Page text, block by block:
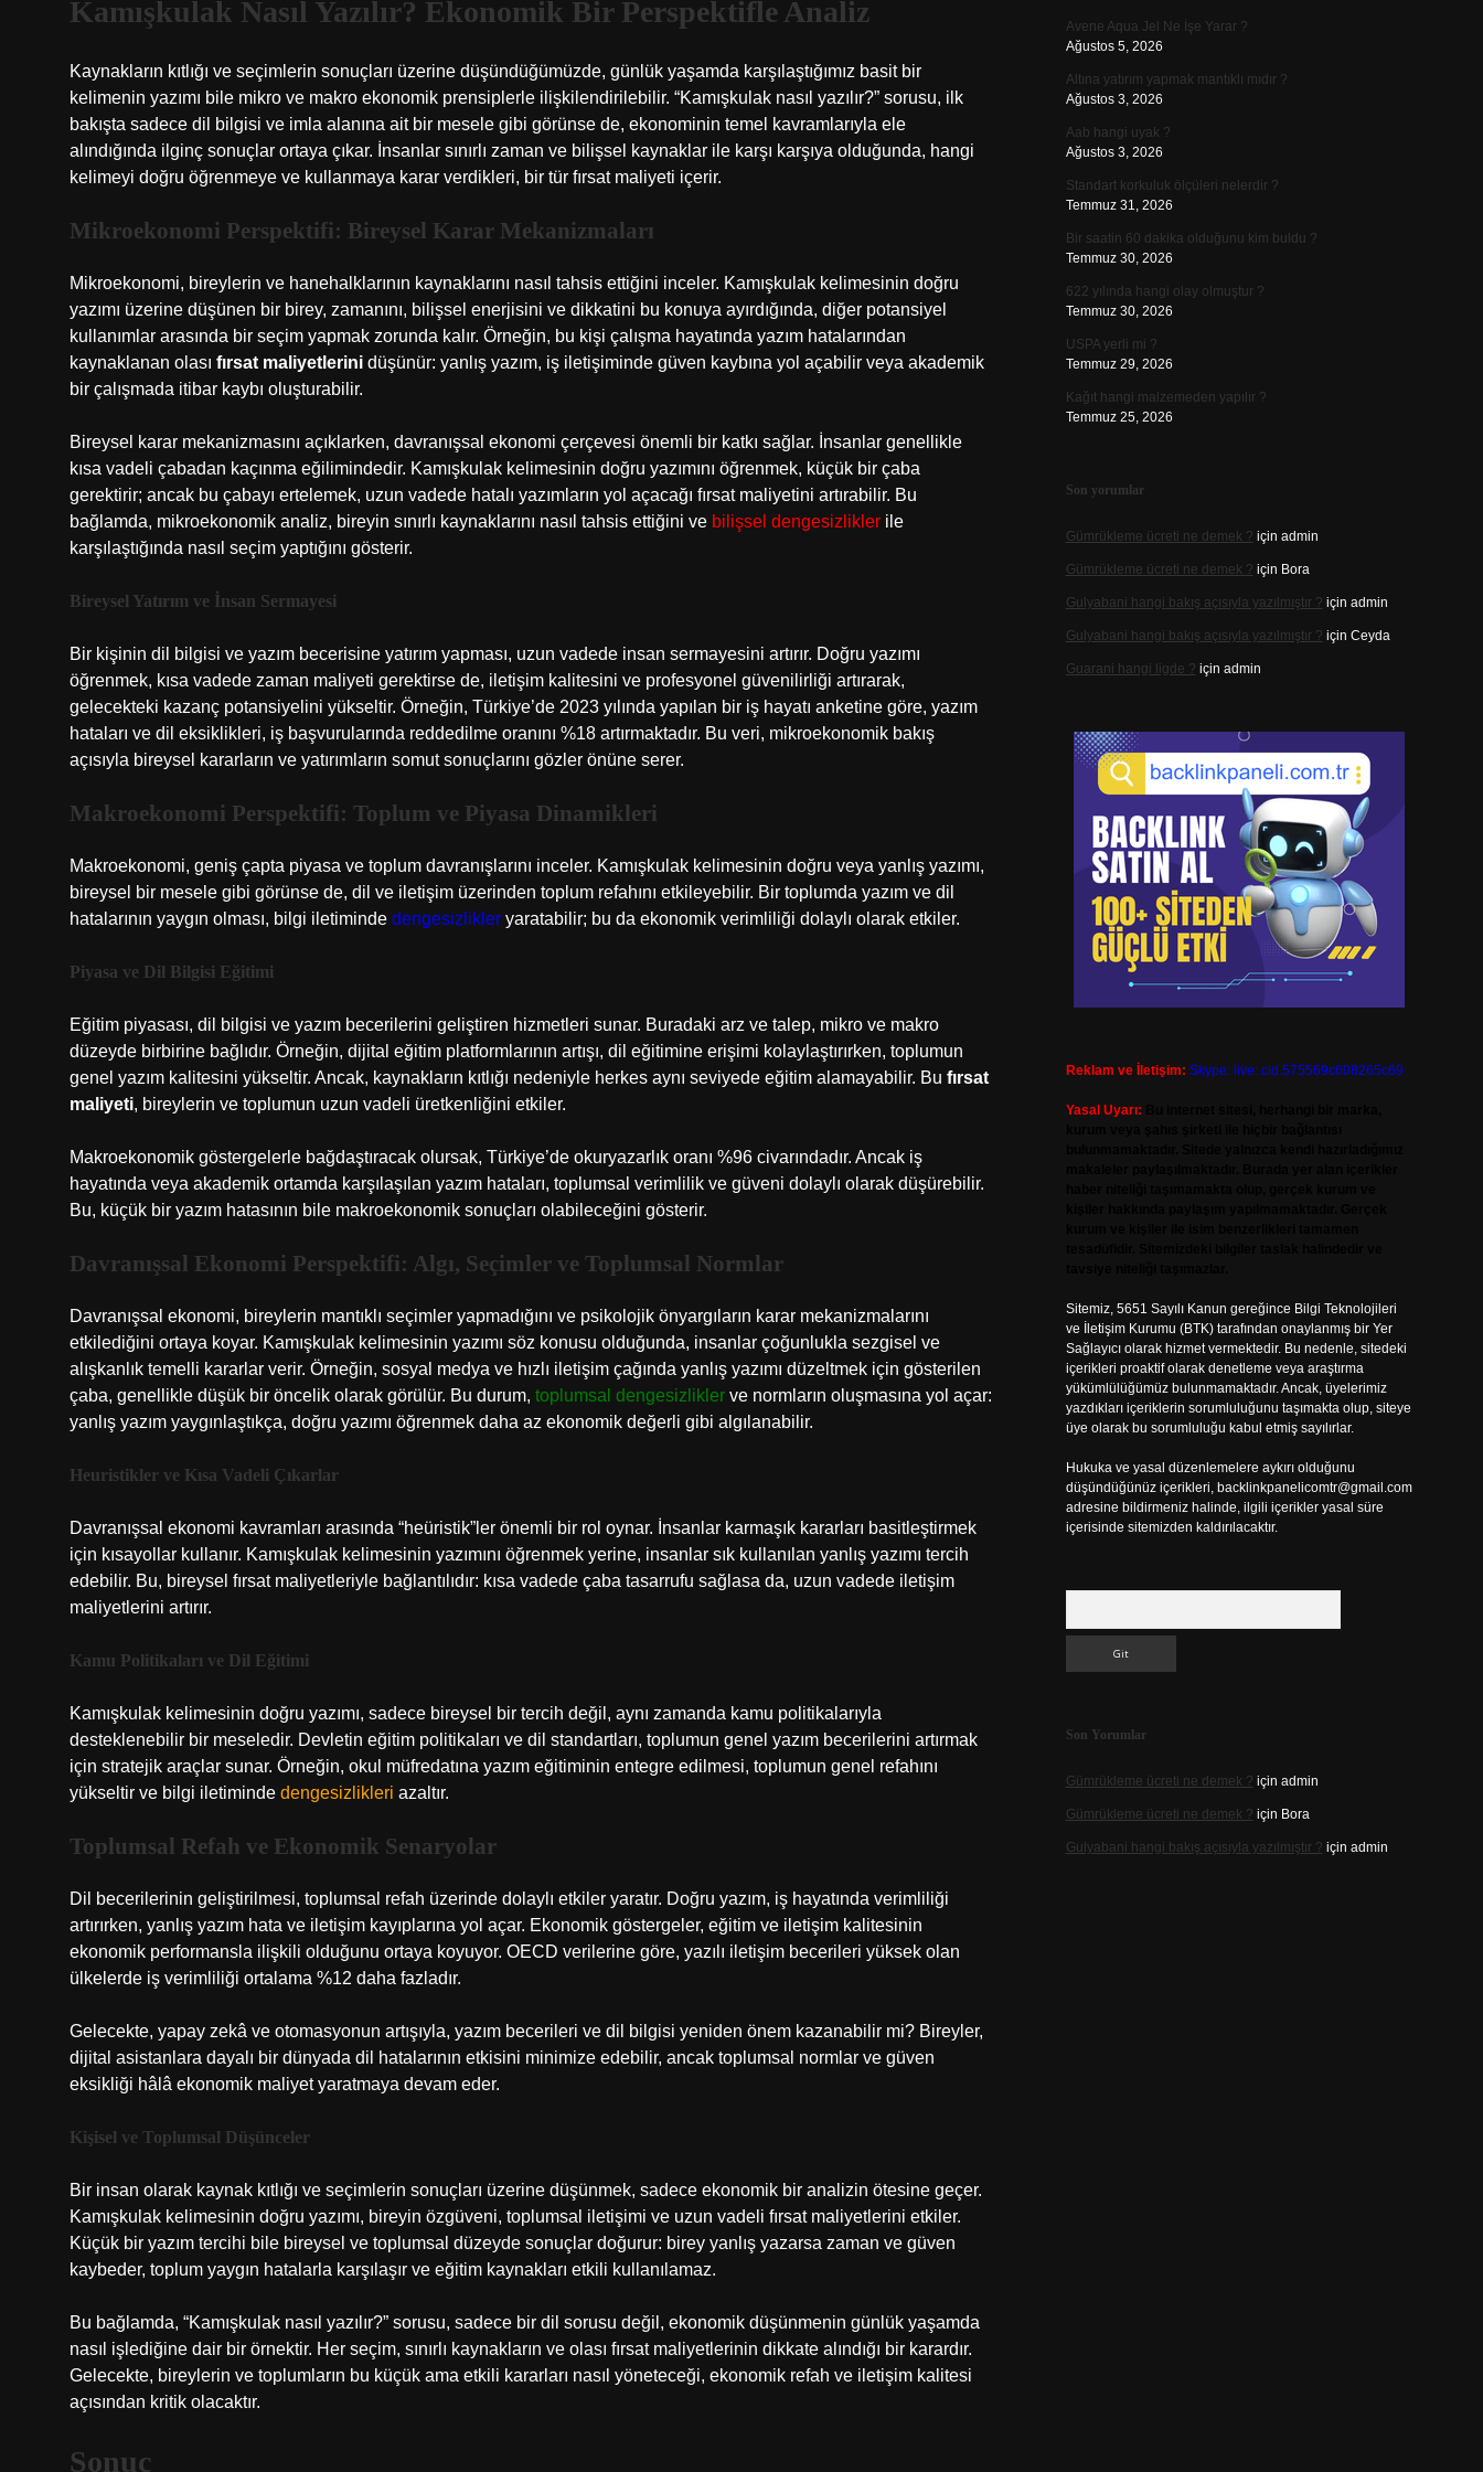
Kamışkulak Nasıl Yazılır? Ekonomik Bir Perspektifle Analiz
Kaynakların kıtlığı ve seçimlerin sonuçları üzerine düşündüğümüzde, günlük yaşamda karşılaştığımız basit bir
kelimenin yazımı bile mikro ve makro ekonomik prensiplerle ilişkilendirilebilir. “Kamışkulak nasıl yazılır?” sorusu, ilk
bakışta sadece dil bilgisi ve imla alanına ait bir mesele gibi görünse de, ekonominin temel kavramlarıyla ele
alındığında ilginç sonuçlar ortaya çıkar. İnsanlar sınırlı zaman ve bilişsel kaynaklar ile karşı karşıya olduğunda, hangi
kelimeyi doğru öğrenmeye ve kullanmaya karar verdikleri, bir tür fırsat maliyeti içerir.
Mikroekonomi Perspektifi: Bireysel Karar Mekanizmaları
Mikroekonomi, bireylerin ve hanehalklarının kaynaklarını nasıl tahsis ettiğini inceler. Kamışkulak kelimesinin doğru
yazımı üzerine düşünen bir birey, zamanını, bilişsel enerjisini ve dikkatini bu konuya ayırdığında, diğer potansiyel
kullanımlar arasında bir seçim yapmak zorunda kalır. Örneğin, bu kişi çalışma hayatında yazım hatalarından
kaynaklanan olası fırsat maliyetlerini düşünür: yanlış yazım, iş iletişiminde güven kaybına yol açabilir veya akademik
bir çalışmada itibar kaybı oluşturabilir.
Bireysel karar mekanizmasını açıklarken, davranışsal ekonomi çerçevesi önemli bir katkı sağlar. İnsanlar genellikle
kısa vadeli çabadan kaçınma eğilimindedir. Kamışkulak kelimesinin doğru yazımını öğrenmek, küçük bir çaba
gerektirir; ancak bu çabayı ertelemek, uzun vadede hatalı yazımların yol açacağı fırsat maliyetini artırabilir. Bu
bağlamda, mikroekonomik analiz, bireyin sınırlı kaynaklarını nasıl tahsis ettiğini ve bilişsel dengesizlikler ile
karşılaştığında nasıl seçim yaptığını gösterir.
Bireysel Yatırım ve İnsan Sermayesi
Bir kişinin dil bilgisi ve yazım becerisine yatırım yapması, uzun vadede insan sermayesini artırır. Doğru yazımı
öğrenmek, kısa vadede zaman maliyeti gerektirse de, iletişim kalitesini ve profesyonel güvenilirliği artırarak,
gelecekteki kazanç potansiyelini yükseltir. Örneğin, Türkiye’de 2023 yılında yapılan bir iş hayatı anketine göre, yazım
hataları ve dil eksiklikleri, iş başvurularında reddedilme oranını %18 artırmaktadır. Bu veri, mikroekonomik bakış
açısıyla bireysel kararların ve yatırımların somut sonuçlarını gözler önüne serer.
Makroekonomi Perspektifi: Toplum ve Piyasa Dinamikleri
Makroekonomi, geniş çapta piyasa ve toplum davranışlarını inceler. Kamışkulak kelimesinin doğru veya yanlış yazımı,
bireysel bir mesele gibi görünse de, dil ve iletişim üzerinden toplum refahını etkileyebilir. Bir toplumda yazım ve dil
hatalarının yaygın olması, bilgi iletiminde dengesizlikler yaratabilir; bu da ekonomik verimliliği dolaylı olarak etkiler.
Piyasa ve Dil Bilgisi Eğitimi
Eğitim piyasası, dil bilgisi ve yazım becerilerini geliştiren hizmetleri sunar. Buradaki arz ve talep, mikro ve makro
düzeyde birbirine bağlıdır. Örneğin, dijital eğitim platformlarının artışı, dil eğitimine erişimi kolaylaştırırken, toplumun
genel yazım kalitesini yükseltir. Ancak, kaynakların kıtlığı nedeniyle herkes aynı seviyede eğitim alamayabilir. Bu fırsat
maliyeti, bireylerin ve toplumun uzun vadeli üretkenliğini etkiler.
Makroekonomik göstergelerle bağdaştıracak olursak, Türkiye’de okuryazarlık oranı %96 civarındadır. Ancak iş
hayatında veya akademik ortamda karşılaşılan yazım hataları, toplumsal verimlilik ve güveni dolaylı olarak düşürebilir.
Bu, küçük bir yazım hatasının bile makroekonomik sonuçları olabileceğini gösterir.
Davranışsal Ekonomi Perspektifi: Algı, Seçimler ve Toplumsal Normlar
Davranışsal ekonomi, bireylerin mantıklı seçimler yapmadığını ve psikolojik önyargıların karar mekanizmalarını
etkilediğini ortaya koyar. Kamışkulak kelimesinin yazımı söz konusu olduğunda, insanlar çoğunlukla sezgisel ve
alışkanlık temelli kararlar verir. Örneğin, sosyal medya ve hızlı iletişim çağında yanlış yazımı düzeltmek için gösterilen
çaba, genellikle düşük bir öncelik olarak görülür. Bu durum, toplumsal dengesizlikler ve normların oluşmasına yol açar:
yanlış yazım yaygınlaştıkça, doğru yazımı öğrenmek daha az ekonomik değerli gibi algılanabilir.
Heuristikler ve Kısa Vadeli Çıkarlar
Davranışsal ekonomi kavramları arasında “heüristik”ler önemli bir rol oynar. İnsanlar karmaşık kararları basitleştirmek
için kısayollar kullanır. Kamışkulak kelimesinin yazımını öğrenmek yerine, insanlar sık kullanılan yanlış yazımı tercih
edebilir. Bu, bireysel fırsat maliyetleriyle bağlantılıdır: kısa vadede çaba tasarrufu sağlasa da, uzun vadede iletişim
maliyetlerini artırır.
Kamu Politikaları ve Dil Eğitimi
Kamışkulak kelimesinin doğru yazımı, sadece bireysel bir tercih değil, aynı zamanda kamu politikalarıyla
desteklenebilir bir meseledir. Devletin eğitim politikaları ve dil standartları, toplumun genel yazım becerilerini artırmak
için stratejik araçlar sunar. Örneğin, okul müfredatına yazım eğitiminin entegre edilmesi, toplumun genel refahını
yükseltir ve bilgi iletiminde dengesizlikleri azaltır.
Toplumsal Refah ve Ekonomik Senaryolar
Dil becerilerinin geliştirilmesi, toplumsal refah üzerinde dolaylı etkiler yaratır. Doğru yazım, iş hayatında verimliliği
artırırken, yanlış yazım hata ve iletişim kayıplarına yol açar. Ekonomik göstergeler, eğitim ve iletişim kalitesinin
ekonomik performansla ilişkili olduğunu ortaya koyuyor. OECD verilerine göre, yazılı iletişim becerileri yüksek olan
ülkelerde iş verimliliği ortalama %12 daha fazladır.
Gelecekte, yapay zekâ ve otomasyonun artışıyla, yazım becerileri ve dil bilgisi yeniden önem kazanabilir mi? Bireyler,
dijital asistanlara dayalı bir dünyada dil hatalarının etkisini minimize edebilir, ancak toplumsal normlar ve güven
eksikliği hâlâ ekonomik maliyet yaratmaya devam eder.
Kişisel ve Toplumsal Düşünceler
Bir insan olarak kaynak kıtlığı ve seçimlerin sonuçları üzerine düşünmek, sadece ekonomik bir analizin ötesine geçer.
Kamışkulak kelimesinin doğru yazımı, bireyin özgüveni, toplumsal iletişimi ve uzun vadeli fırsat maliyetlerini etkiler.
Küçük bir yazım tercihi bile bireysel ve toplumsal düzeyde sonuçlar doğurur: birey yanlış yazarsa zaman ve güven
kaybeder, toplum yaygın hatalarla karşılaşır ve eğitim kaynakları etkili kullanılamaz.
Bu bağlamda, “Kamışkulak nasıl yazılır?” sorusu, sadece bir dil sorusu değil, ekonomik düşünmenin günlük yaşamda
nasıl işlediğine dair bir örnektir. Her seçim, sınırlı kaynakların ve olası fırsat maliyetlerinin dikkate alındığı bir karardır.
Gelecekte, bireylerin ve toplumların bu küçük ama etkili kararları nasıl yöneteceği, ekonomik refah ve iletişim kalitesi
açısından kritik olacaktır.
Sonuç
Avene Aqua Jel Ne İşe Yarar ?
Ağustos 5, 2026
Altına yatırım yapmak mantıklı mıdır ?
Ağustos 3, 2026
Aab hangi uyak ?
Ağustos 3, 2026
Standart korkuluk ölçüleri nelerdir ?
Temmuz 31, 2026
Bir saatin 60 dakika olduğunu kim buldu ?
Temmuz 30, 2026
622 yılında hangi olay olmuştur ?
Temmuz 30, 2026
USPA yerli mi ?
Temmuz 29, 2026
Kağıt hangi malzemeden yapılır ?
Temmuz 25, 2026
Son yorumlar
Gümrükleme ücreti ne demek ? için admin
Gümrükleme ücreti ne demek ? için Bora
Gulyabani hangi bakış açısıyla yazılmıştır ? için admin
Gulyabani hangi bakış açısıyla yazılmıştır ? için Ceyda
Guarani hangi ligde ? için admin
Reklam ve İletişim: Skype: live:.cid.575569c608265c69
Yasal Uyarı:
Sitemiz, 5651 Sayılı Kanun gereğince Bilgi Teknolojileri
ve İletişim Kurumu (BTK) tarafından onaylanmış bir Yer
Sağlayıcı olarak hizmet vermektedir. Bu nedenle, sitedeki
içerikleri proaktif olarak denetleme veya araştırma
yükümlülüğümüz bulunmamaktadır. Ancak, üyelerimiz
yazdıkları içeriklerin sorumluluğunu taşımakta olup, siteye
üye olarak bu sorumluluğu kabul etmiş sayılırlar.
Hukuka ve yasal düzenlemelere aykırı olduğunu
düşündüğünüz içerikleri, backlinkpanelicomtr@gmail.com
adresine bildirmeniz halinde, ilgili içerikler yasal süre
içerisinde sitemizden kaldırılacaktır.
Son Yorumlar
Gümrükleme ücreti ne demek ? için admin
Gümrükleme ücreti ne demek ? için Bora
Gulyabani hangi bakış açısıyla yazılmıştır ? için admin